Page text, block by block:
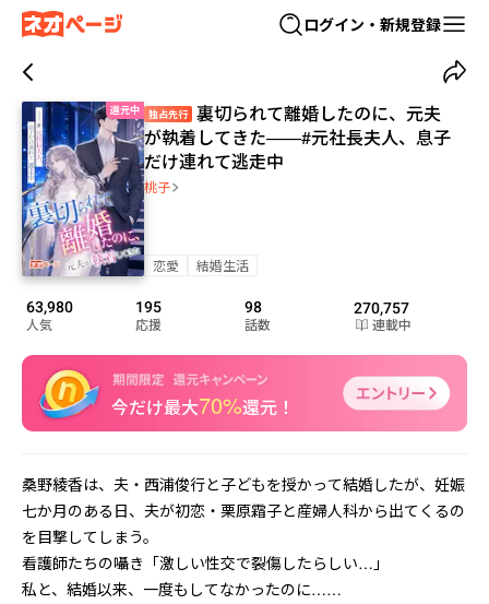
ログイン・新規登録
還元中 独占先行
裏切られて離婚したのに、元夫
が執着してきた——#元社長夫人、息子
だけ連れて逃走中
桃子
恋愛 結婚生活
63,980
人気
195
応援
98
話数
270,757
連載中
今だけ最大70%還元！
桑野綾香は、夫・西浦俊行と子どもを授かって結婚したが、妊娠
七か月のある日、夫が初恋・栗原霜子と産婦人科から出てくるの
を目撃してしまう。
看護師たちの囁き――「激しい性交で裂傷したらしい…」
私と、結婚以来、一度もしてなかったのに……